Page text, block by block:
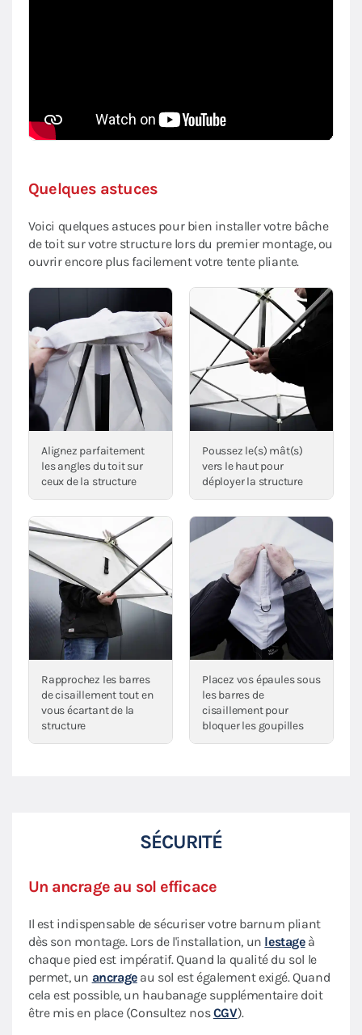
Quelques astuces
Voici quelques astuces pour bien installer votre bâche
de toit sur votre structure lors du premier montage, ou
ouvrir encore plus facilement votre tente pliante.
Alignez parfaitement
les angles du toit sur
ceux de la structure
Poussez le(s) mât(s)
vers le haut pour
déployer la structure
Rapprochez les barres
de cisaillement tout en
vous écartant de la
structure
Placez vos épaules sous
les barres de
cisaillement pour
bloquer les goupilles
SÉCURITÉ
Un ancrage au sol efficace
Il est indispensable de sécuriser votre barnum pliant
dès son montage. Lors de l'installation, un lestageà
chaque pied est impératif. Quand la qualité du sol le
permet, un ancrageau sol est également exigé. Quand
cela est possible, un haubanage supplémentaire doit
être mis en place (Consultez nosCGV).